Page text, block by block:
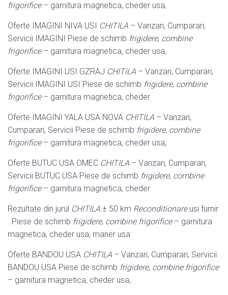
frigorifice– garnitura magnetica, cheder usa,
Oferte IMAGINI NIVA USI CHITILA – Vanzari, Cumparari,
Servicii IMAGINI Piese de schimb frigidere, combine
frigorifice– garnitura magnetica, cheder usa,
Oferte IMAGINI USI GZRAJ CHITILA – Vanzari, Cumparari,
Servicii IMAGINI USI Piese de schimb frigidere, combine
frigorifice– garnitura magnetica, cheder
Oferte IMAGINI YALA USA NOVA CHITILA – Vanzari,
Cumparari, Servicii Piese de schimb frigidere, combine
frigorifice– garnitura magnetica, cheder usa,
Oferte BUTUC USA OMEC CHITILA – Vanzari, Cumparari,
Servicii BUTUC USA Piese de schimb frigidere, combine
frigorifice– garnitura magnetica, cheder
Rezultate din jurul CHITILA ± 50 km Reconditionareusi furnir
. Piese de schimb frigidere, combine frigorifice– garnitura
magnetica, cheder usa, maner usa
Oferte BANDOU USA CHITILA – Vanzari, Cumparari, Servicii
BANDOU USA Piese de schimb frigidere, combine frigorifice
– garnitura magnetica, cheder usa,